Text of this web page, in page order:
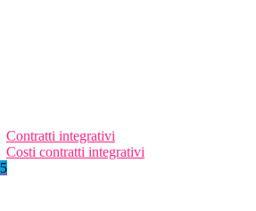
Contratti integrativi
Costi contratti integrativi
5